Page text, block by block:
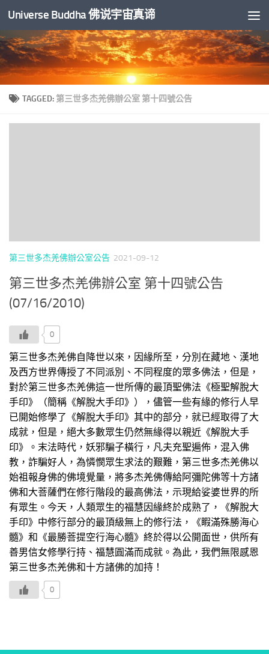
Skip to content
Universe Buddha 佛说宇宙真谛
TAGGED: 第三世多杰羌佛辦公室 第十四號公告
第三世多杰羌佛辦公室公告 2021-09-12
第三世多杰羌佛辦公室 第十四號公告
(07/16/2010)
0
第三世多杰羌佛自降世以來，因緣所至，分別在藏地、漢地
及西方世界傳授了不同派別、不同程度的眾多佛法，但是，
對於第三世多杰羌佛這一世所傳的最頂聖佛法《極聖解脫大
手印》（簡稱《解脫大手印》），儘管一些有緣的修行人早
已開始修學了《解脫大手印》其中的部分，就已經取得了大
成就，但是，絕大多數眾生仍然無緣得以親近《解脫大手
印》。末法時代，妖邪騙子橫行，凡夫充聖遍佈，混入佛
教，詐騙好人，為憐憫眾生求法的艱難，第三世多杰羌佛以
始祖報身佛的佛境覺量，將多杰羌佛傳給阿彌陀佛等十方諸
佛和大菩薩們在修行階段的最高佛法，示現給娑婆世界的所
有眾生。今天，人類眾生的福慧因緣終於成熟了，《解脫大
手印》中修行部分的最頂級無上的修行法，《睱滿殊勝海心
髓》和《最勝菩提空行海心髓》終於得以公開面世，供所有
善男信女修學行持、福慧圓滿而成就。為此，我們無限感恩
第三世多杰羌佛和十方諸佛的加持！
0